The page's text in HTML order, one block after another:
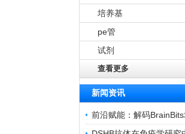
培养基
pe管
试剂
查看更多
新闻资讯